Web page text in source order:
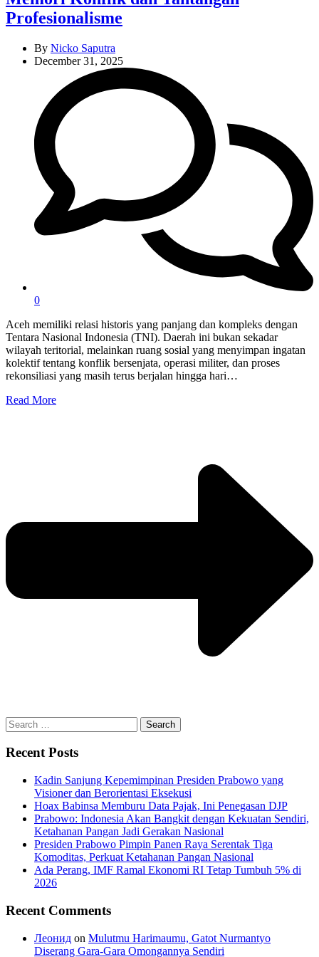
Profesionalisme
By Nicko Saputra
December 31, 2025
0
Aceh memiliki relasi historis yang panjang dan kompleks dengan
Tentara Nasional Indonesia (TNI). Daerah ini bukan sekadar
wilayah teritorial, melainkan ruang sosial yang menyimpan ingatan
kolektif tentang konflik bersenjata, operasi militer, dan proses
rekonsiliasi yang masih terus berjalan hingga hari…
Read More
Search
for:
Recent Posts
Kadin Sanjung Kepemimpinan Presiden Prabowo yang
Visioner dan Berorientasi Eksekusi
Hoax Babinsa Memburu Data Pajak, Ini Penegasan DJP
Prabowo: Indonesia Akan Bangkit dengan Kekuatan Sendiri,
Ketahanan Pangan Jadi Gerakan Nasional
Presiden Prabowo Pimpin Panen Raya Serentak Tiga
Komoditas, Perkuat Ketahanan Pangan Nasional
Ada Perang, IMF Ramal Ekonomi RI Tetap Tumbuh 5% di
2026
Recent Comments
Леонид on Mulutmu Harimaumu, Gatot Nurmantyo
Diserang Gara-Gara Omongannya Sendiri